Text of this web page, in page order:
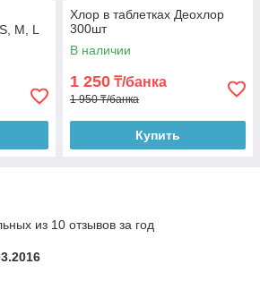
M, L
Хлор в таблетках Деохлор
300шт
В наличии
1 250 ₸/банка
1 950 ₸/банка
Купить
из 10 отзывов за год